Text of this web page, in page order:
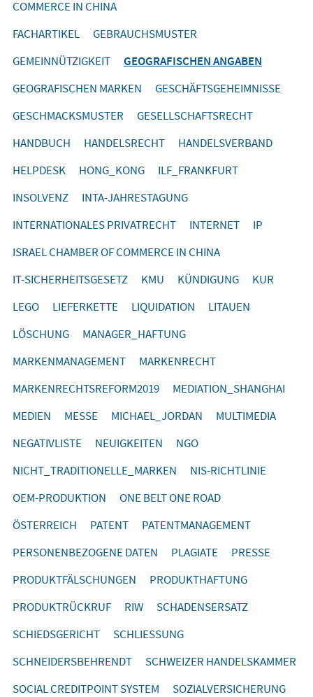
COMMERCE IN CHINA
FACHARTIKEL
GEBRAUCHSMUSTER
GEMEINNÜTZIGKEIT
GEOGRAFISCHEN ANGABEN
GEOGRAFISCHEN MARKEN
GESCHÄFTSGEHEIMNISSE
GESCHMACKSMUSTER
GESELLSCHAFTSRECHT
HANDBUCH
HANDELSRECHT
HANDELSVERBAND
HELPDESK
HONG_KONG
ILF_FRANKFURT
INSOLVENZ
INTA-JAHRESTAGUNG
INTERNATIONALES PRIVATRECHT
INTERNET
IP
ISRAEL CHAMBER OF COMMERCE IN CHINA
IT-SICHERHEITSGESETZ
KMU KÜNDIGUNG
KUR
LEGO
LIEFERKETTE LIQUIDATION
LITAUEN
LÖSCHUNG
MANAGER_HAFTUNG
MARKENMANAGEMENT
MARKENRECHT
MARKENRECHTSREFORM2019
MEDIATION_SHANGHAI
MEDIEN
MESSE MICHAEL_JORDAN
MULTIMEDIA
NEGATIVLISTE
NEUIGKEITEN
NGO
NICHT_TRADITIONELLE_MARKEN
NIS-RICHTLINIE
OEM-PRODUKTION
ONE BELT ONE ROAD
ÖSTERREICH
PATENT
PATENTMANAGEMENT
PERSONENBEZOGENE DATEN
PLAGIATE
PRESSE
PRODUKTFÄLSCHUNGEN
PRODUKTHAFTUNG
PRODUKTRÜCKRUF
RIW
SCHADENSERSATZ
SCHIEDSGERICHT
SCHLIESSUNG
SCHNEIDERSBEHRENDT
SCHWEIZER HANDELSKAMMER
SOCIAL CREDITPOINT SYSTEM
SOZIALVERSICHERUNG